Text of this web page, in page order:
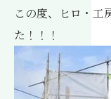
この度、ヒロ・工
た！！！